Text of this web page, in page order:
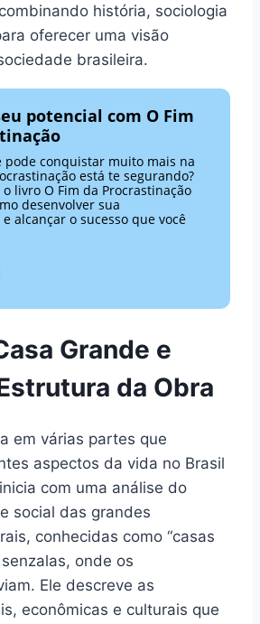
história, sociologia
oferecer uma visão
brasileira.
potencial com O Fim
pode conquistar muito mais na
está te segurando?
livro O Fim da Procrastinação
desenvolver sua
alcançar o sucesso que você
Grande e
da Obra
em várias partes que
aspectos da vida no Brasil
com uma análise do
social das grandes
conhecidas como “casas
onde os
Ele descreve as
econômicas e culturais que